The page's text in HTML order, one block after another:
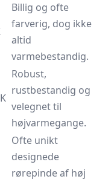
Billig og ofte
farverig, dog ikke
altid
varmebestandig.
Robust,
rustbestandig og
velegnet til
højvarmegange.
Ofte unikt
designede
rørepinde af høj